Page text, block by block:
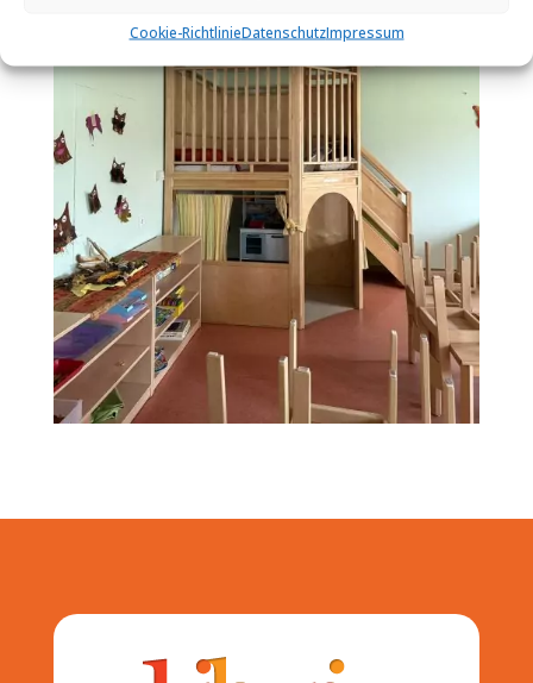
Cookie-RichtlinieDatenschutzImpressum